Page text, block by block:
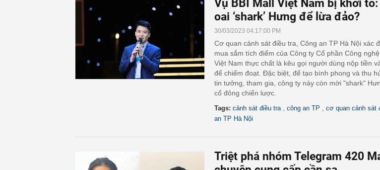
Vụ BBI Mall Việt Nam bị khởi
oai ‘shark’ Hưng để lừa đảo?
30/03/2023 04:17:00 PM
Cơ quan cảnh sát điều tra, Công an TP Hà Nội xác
mua sắm tích điểm của Công ty Cổ phần Công
Việt Nam thực chất là kêu gọi người dùng nộp tiền
để chiếm đoạt. Đặc biệt, để tạo bình phong và thu
tin tưởng, tham gia, công ty này còn mời "shark"
cổ đông chiến lược.
Tags: cảnh sát điều tra công an TP cơ quan cảnh sát
an TP Hà Nội
Triệt phá nhóm Telegram 420